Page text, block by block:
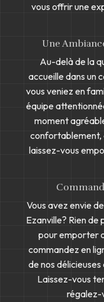
vous offrir une
Une
Au-delà de la
accueille dans un
vous veniez en
équipe
moment
confortablement,
laissez-vous
Vous avez envie
Ezanville? Rien de
pour emporter
commandez en
de nos
Laissez-vous
régalez-